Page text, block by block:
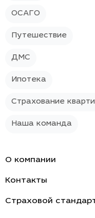
ОСАГО
Путешествие
ДМС
Ипотека
Страхование
Наша команда
О компании
Контакты
Страховой